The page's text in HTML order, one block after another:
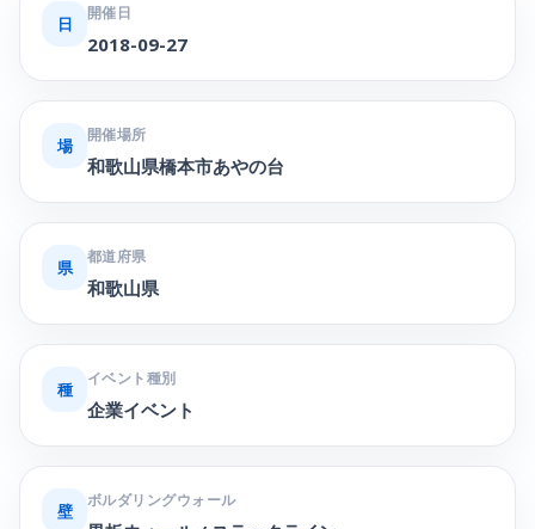
日
開催日
2018-09-27
場
開催場所
和歌山県橋本市あやの台
県
都道府県
和歌山県
種
イベント種別
企業イベント
壁
ボルダリングウォール